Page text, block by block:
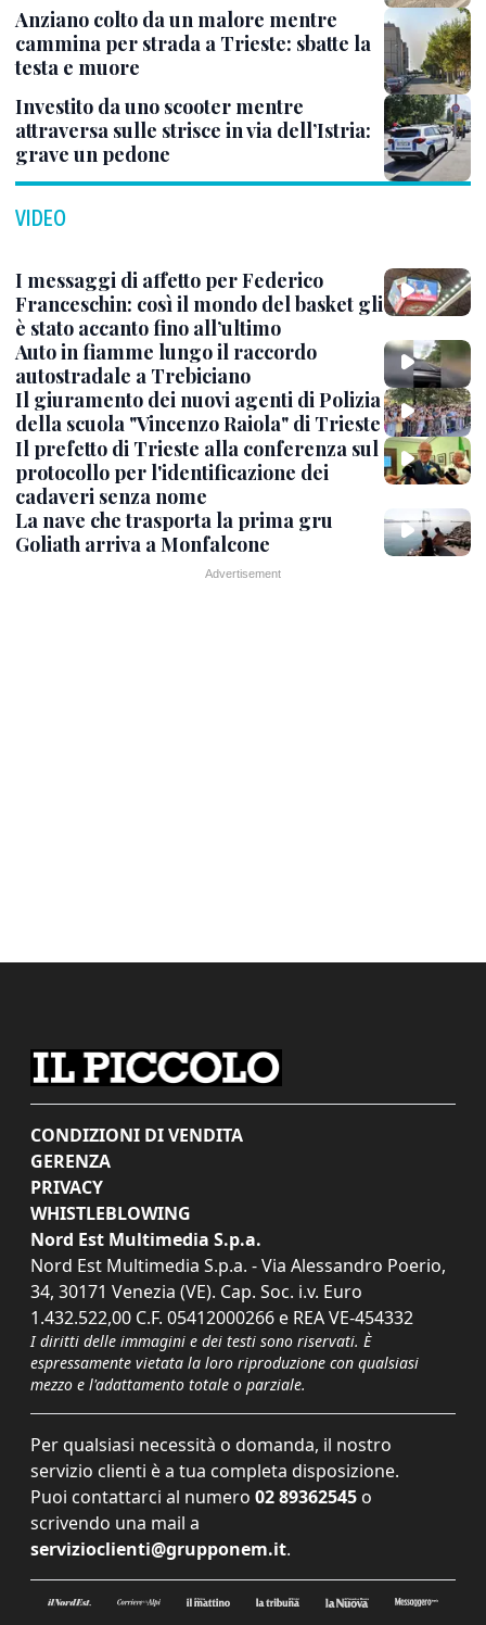
Anziano colto da un malore mentre
cammina per strada a Trieste: sbatte la
testa e muore
Investito da uno scooter mentre
attraversa sulle strisce in via dell’Istria:
grave un pedone
VIDEO
I messaggi di affetto per Federico
Franceschin: così il mondo del basket gli
è stato accanto fino all’ultimo
Auto in fiamme lungo il raccordo
autostradale a Trebiciano
Il giuramento dei nuovi agenti di Polizia
della scuola "Vincenzo Raiola" di Trieste
Il prefetto di Trieste alla conferenza sul
protocollo per l'identificazione dei
cadaveri senza nome
La nave che trasporta la prima gru
Goliath arriva a Monfalcone
CONDIZIONI DI VENDITA
GERENZA
PRIVACY
WHISTLEBLOWING
Nord Est Multimedia S.p.a.
Nord Est Multimedia S.p.a. - Via Alessandro Poerio,
34, 30171 Venezia (VE). Cap. Soc. i.v. Euro
1.432.522,00 C.F. 05412000266 e REA VE-454332
I diritti delle immagini e dei testi sono riservati. È
espressamente vietata la loro riproduzione con qualsiasi
mezzo e l'adattamento totale o parziale.
Per qualsiasi necessità o domanda, il nostro
servizio clienti è a tua completa disposizione.
Puoi contattarci al numero 02 89362545 o
scrivendo una mail a
servizioclienti@grupponem.it.